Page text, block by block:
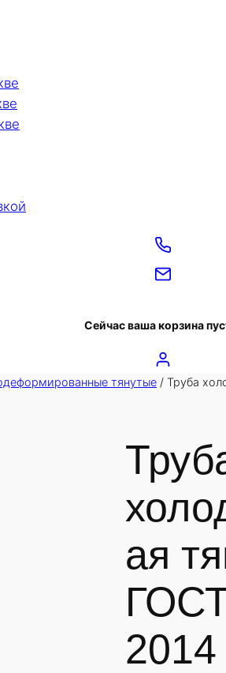
Сейчас ваша корзина
тянутые / Труба
ая